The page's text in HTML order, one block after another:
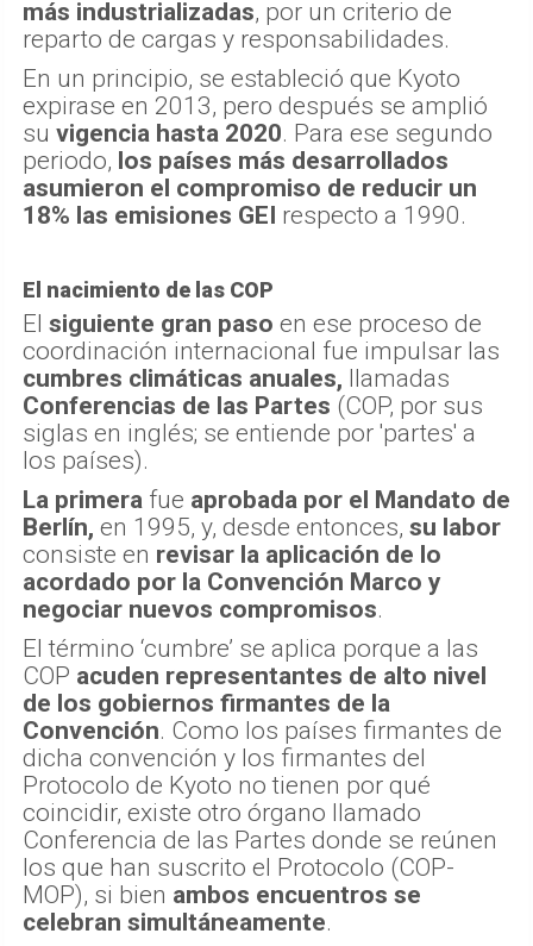
más industrializadas, por un criterio de
reparto de cargas y responsabilidades.
En un principio, se estableció que Kyoto
expirase en 2013, pero después se amplió
su vigencia hasta 2020. Para ese segundo
periodo, los países más desarrollados
asumieron el compromiso de reducir un
18% las emisiones GEI respecto a 1990.
El nacimiento de las COP
El siguiente gran paso en ese proceso de
coordinación internacional fue impulsar las
cumbres climáticas anuales, llamadas
Conferencias de las Partes (COP, por sus
siglas en inglés; se entiende por 'partes' a
los países).
La primera fue aprobada por el Mandato de
Berlín, en 1995, y, desde entonces, su labor
consiste en revisar la aplicación de lo
acordado por la Convención Marco y
negociar nuevos compromisos.
El término ‘cumbre’ se aplica porque a las
COP acuden representantes de alto nivel
de los gobiernos firmantes de la
Convención. Como los países firmantes de
dicha convención y los firmantes del
Protocolo de Kyoto no tienen por qué
coincidir, existe otro órgano llamado
Conferencia de las Partes donde se reúnen
los que han suscrito el Protocolo (COP-
MOP), si bien ambos encuentros se
celebran simultáneamente.